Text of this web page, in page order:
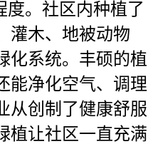
度。社区内种植了
灌木、地被动物
化系统。丰硕的植
能净化空气、调理
从创制了健康舒服
植让社区一直充满